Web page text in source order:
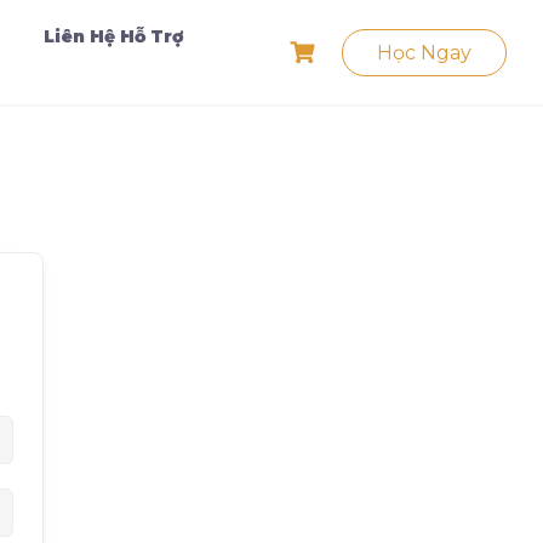
Liên Hệ Hỗ Trợ
Học Ngay